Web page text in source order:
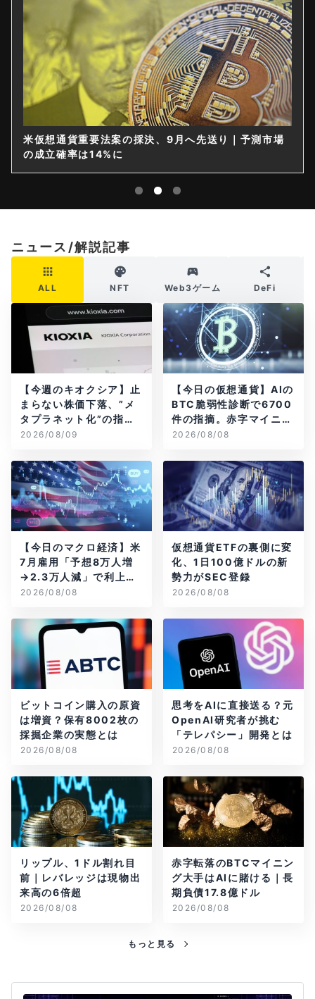
米仮想通貨重要法案の採決、9月へ先送り｜予測市場
の成立確率は14%に
ニュース/解説記事
ALL NFT Web3ゲーム DeFi
【今週のキオクシア】止
まらない株価下落、”メ
タプラネット化”の指摘
は本当？
2026/08/09
【今日の仮想通貨】AIの
BTC脆弱性診断で6700
件の指摘。赤字マイニン
グ企業はAIに賭ける
2026/08/08
【今日のマクロ経済】米
7月雇用「予想8万人増
→2.3万人減」で利上げ
観測後退
2026/08/08
仮想通貨ETFの裏側に変
化、1日100億ドルの新
勢力がSEC登録
2026/08/08
ビットコイン購入の原資
は増資？保有8002枚の
採掘企業の実態とは
2026/08/08
思考をAIに直接送る？元
OpenAI研究者が挑む
「テレパシー」開発とは
2026/08/08
リップル、1ドル割れ目
前｜レバレッジは現物出
来高の6倍超
2026/08/08
赤字転落のBTCマイニン
グ大手はAIに賭ける｜長
期負債17.8億ドル
2026/08/08
もっと見る